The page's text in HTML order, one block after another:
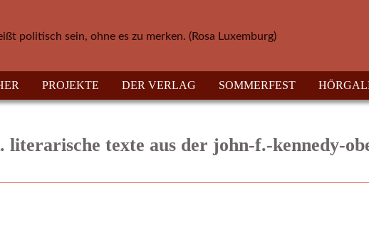
politisch sein, ohne es zu merken. (Rosa Luxemburg)
PROJEKTE DER VERLAG SOMMERFEST
literarische texte aus der john-f.-kennedy-